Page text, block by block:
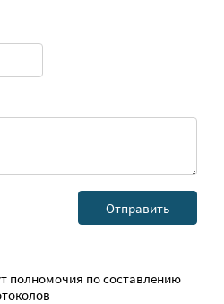
полномочия по составлению